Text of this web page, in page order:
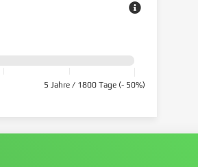
5 Jahre / 1800 Tage (- 50%)